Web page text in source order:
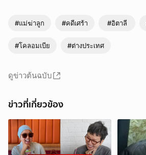
#แม่ฆ่าลูก #คดีเศร้า #อิตาลี
#โคลอมเบีย #ต่างประเทศ
ดูข่าวต้นฉบับ
ข่าวที่เกี่ยวข้อง